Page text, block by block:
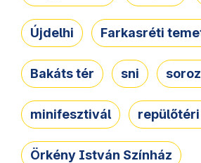
Újdelhi Farkasréti
Bakáts tér sni
minifesztivál
Örkény István Színház